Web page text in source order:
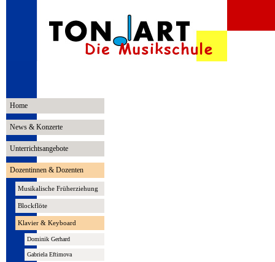
Home
News & Konzerte
Unterrichtsangebote
Dozentinnen & Dozenten
Musikalische Früherziehung
Blockflöte
Klavier & Keyboard
Dominik Gerhard
Gabriela Eftimova